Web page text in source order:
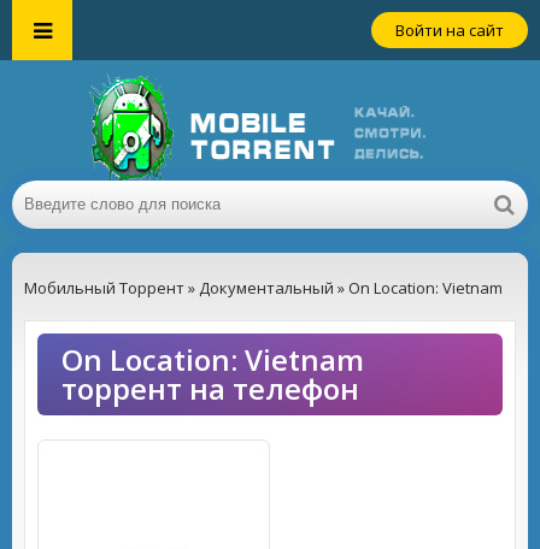
Войти на сайт
Мобильный Торрент» Документальный » On Location: Vietnam
On Location: Vietnam
торрент на телефон